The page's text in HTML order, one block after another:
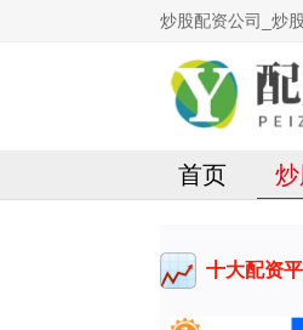
炒股配资公司_炒
首页
十大配资